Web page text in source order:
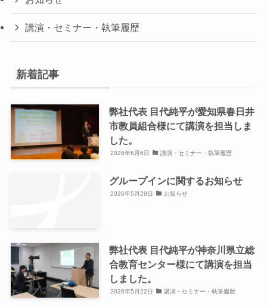
講演・セミナー・執筆履歴
新着記事
弊社代表 目代純平が愛知県春日井
市教員組合様にて講演を担当しま
した。
2026年6月6日 講演・セミナー・執筆履歴
グループインに関するお知らせ
2026年5月29日 お知らせ
弊社代表 目代純平が神奈川県立総
合教育センター様にて講演を担当
しました。
2026年5月22日 講演・セミナー・執筆履歴